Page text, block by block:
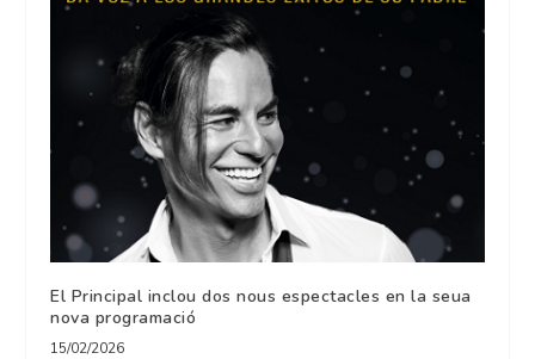
El Principal inclou dos nous espectacles en la seua
nova programació
15/02/2026